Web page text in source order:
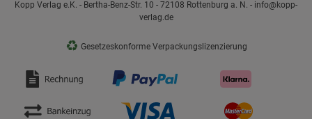
Kopp Verlag e.K. - Bertha-Benz-Str. 10 - 72108 Rottenburg a. N. - info@kopp-
verlag.de
♻ Gesetzeskonforme Verpackungslizenzierung